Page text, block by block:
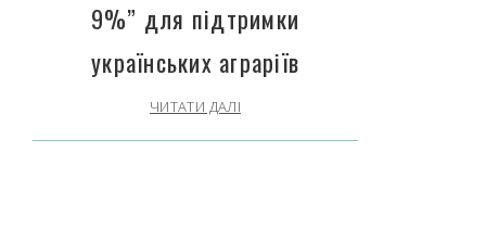
9%” для підтримки
українських аграріїв
ЧИТАТИ ДАЛІ